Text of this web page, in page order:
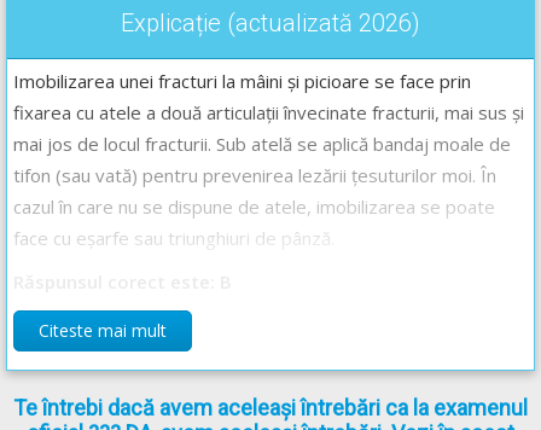
Explicație (actualizată 2026)
Imobilizarea unei fracturi la mâini și picioare se face prin
fixarea cu atele a două articulații învecinate fracturii, mai sus și
mai jos de locul fracturii. Sub atelă se aplică bandaj moale de
tifon (sau vată) pentru prevenirea lezării țesuturilor moi. În
cazul în care nu se dispune de atele, imobilizarea se poate
face cu eșarfe sau triunghiuri de pânză.
Curs de prim ajutor -->Curs de prim ajutor
Citeste mai mult
Te întrebi dacă avem aceleași întrebări ca la examenul